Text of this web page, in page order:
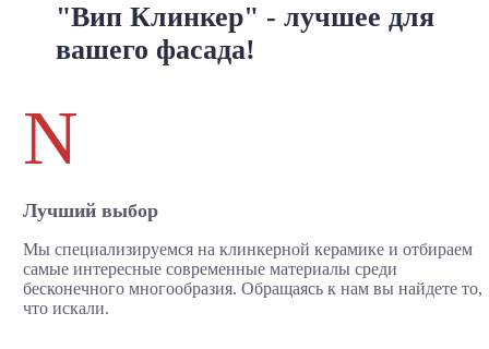
"Вип Клинкер" - лучшее для
вашего фасада!
N
Лучший выбор
Мы специализируемся на клинкерной керамике и отбираем
самые интересные современные материалы среди
бесконечного многообразия. Обращаясь к нам вы найдете то,
что искали.